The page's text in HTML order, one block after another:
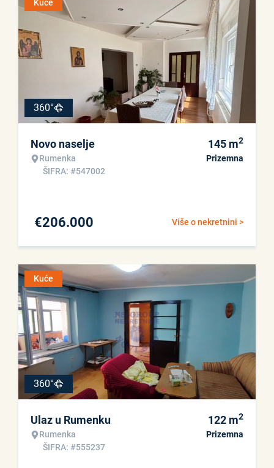
Kuće
360°
Novo naselje
Rumenka
ŠIFRA: #547002
145 m2
Prizemna
Više o nekretnini >
€206.000
Kuće
360°
Ulaz u Rumenku
Rumenka
ŠIFRA: #555237
122 m2
Prizemna